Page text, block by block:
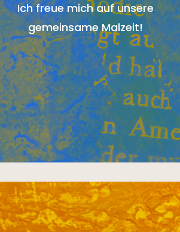
Ich freue mich auf unsere
gemeinsame Malzeit!